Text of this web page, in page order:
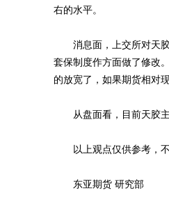
右的水平。
消息面，上交所对天胶
套保制度作方面做了修改
的放宽了，如果期货相对
从盘面看，目前天胶主
以上观点仅供参考，不
东亚期货 研究部